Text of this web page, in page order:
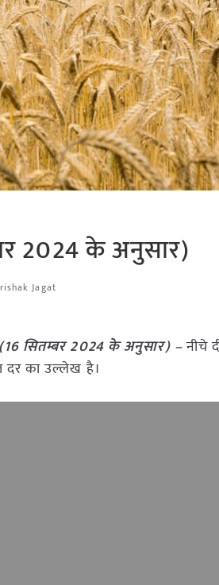
2024 के अनुसार)
Jagat
सितम्बर 2024 के अनुसार) –नीचे
का उल्लेख है।